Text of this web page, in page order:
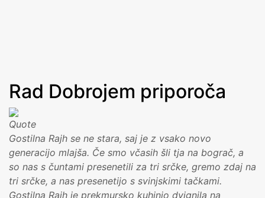
Rad Dobrojem priporoča
Gostilna Rajh se ne stara, saj je z vsako novo
generacijo mlajša. Če smo včasih šli tja na bograč, a
so nas s čuntami presenetili za tri srčke, gremo zdaj na
tri srčke, a nas presenetijo s svinjskimi tačkami.
Gostilna Rajh je prekmursko kuhinjo dvignila na